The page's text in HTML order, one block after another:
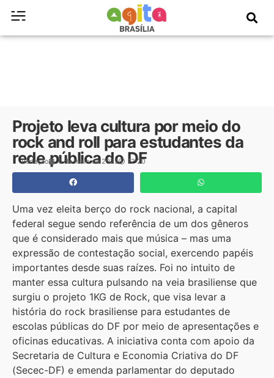
Projeto leva cultura por meio do
rock and roll para estudantes da
rede pública do DF
Redação 6 de maio de 2025 12:20
Uma vez eleita berço do rock nacional, a capital
federal segue sendo referência de um dos gêneros
que é considerado mais que música – mas uma
expressão de contestação social, exercendo papéis
importantes desde suas raízes. Foi no intuito de
manter essa cultura pulsando na veia brasiliense que
surgiu o projeto 1KG de Rock, que visa levar a
história do rock brasiliense para estudantes de
escolas públicas do DF por meio de apresentações e
oficinas educativas. A iniciativa conta com apoio da
Secretaria de Cultura e Economia Criativa do DF
(Secec-DF) e emenda parlamentar do deputado